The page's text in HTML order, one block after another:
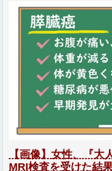
【画像】女性、『大
MRI検査を受けた結